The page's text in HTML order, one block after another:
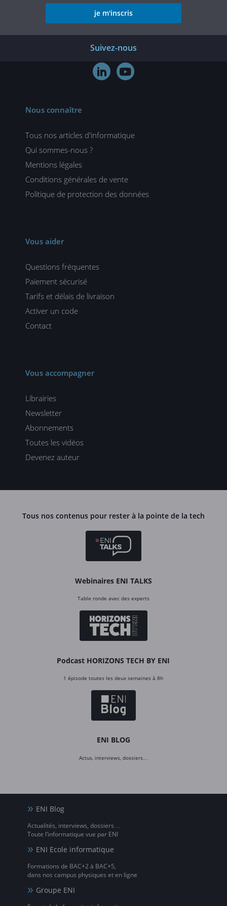
je m'inscris
Suivez-nous
 
Nous connaître
Tous nos articles d'informatique
Qui sommes-nous ?
Mentions légales
Conditions générales de vente
Politique de protection des données
Vous aider
Questions fréquentes
Paiement sécurisé
Tarifs et délais de livraison
Activer un code
Contact
Vous accompagner
Librairies
Newsletter
Abonnements
Toutes les vidéos
Devenez auteur
Tous nos contenus pour rester à la pointe de la tech
Webinaires ENI TALKS
Table ronde avec des experts
Podcast HORIZONS TECH BY ENI
1 épisode toutes les deux semaines à 8h
ENI BLOG
Actus, interviews, dossiers…
ENI Blog
Actualités, interviews, dossiers…
Toute l’informatique vue par ENI
ENI Ecole informatique
Formations de BAC+2 à BAC+5,
dans nos campus physiques et en ligne
Groupe ENI